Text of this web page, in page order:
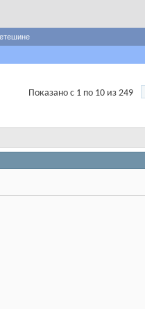
Показано с 1 по 10 из 249